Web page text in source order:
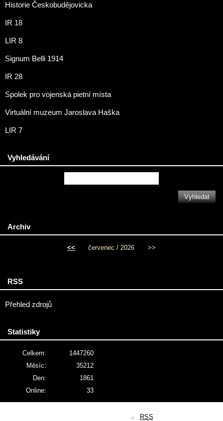
Historie Českobudějovicka
IR 18
LIR 8
Signum Belli 1914
IR 28
Spolek pro vojenská pietní místa
Virtuální muzeum Jaroslava Haška
LIR 7
Vyhledávání
Archiv
<< červenec / 2026 >>
RSS
Přehled zdrojů
Statistiky
Online: 33
Celkem:
1447260
Měsíc:
35212
Den:
1861
RSS